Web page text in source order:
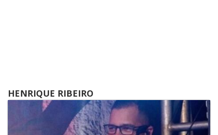
HENRIQUE RIBEIRO